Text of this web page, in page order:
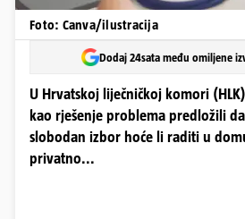
Foto: Canva/ilustracija
Dodaj 24sata među omiljene
U Hrvatskoj liječničkoj komori
kao rješenje problema predložili
slobodan izbor hoće li raditi u
privatno...